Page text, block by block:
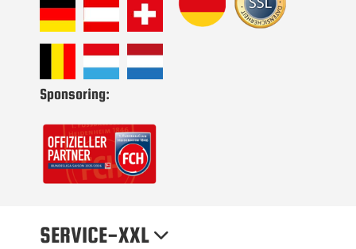
Sponsoring:
SERVICE-XXL